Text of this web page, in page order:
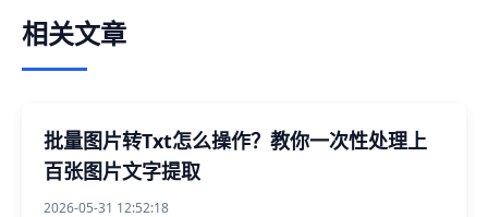
相关文章
批量图片转Txt怎么操作？教你一次性处理上
百张图片文字提取
2026-05-31 12:52:18